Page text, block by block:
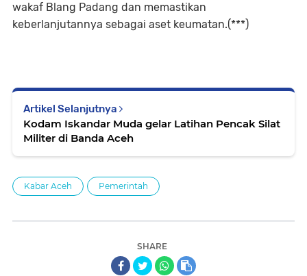
wakaf Blang Padang dan memastikan
keberlanjutannya sebagai aset keumatan.(***)
Artikel Selanjutnya
Kodam Iskandar Muda gelar Latihan Pencak Silat
Militer di Banda Aceh
Kabar Aceh Pemerintah
SHARE